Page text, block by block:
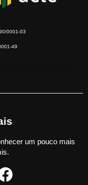
0001-03
49
um pouco mais